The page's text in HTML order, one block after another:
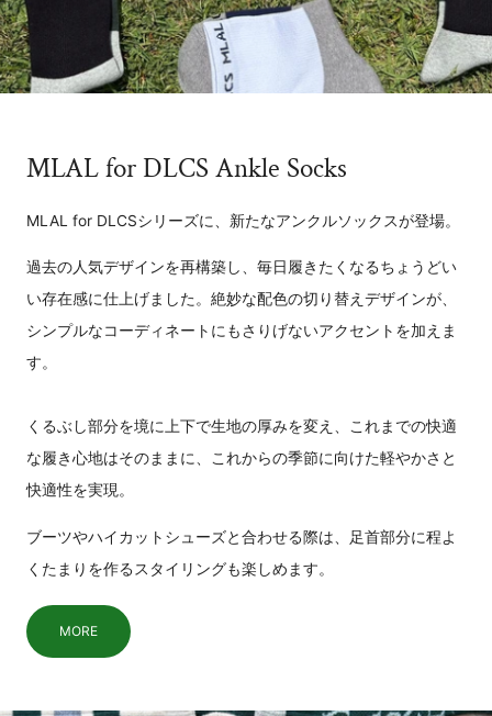
MLAL for DLCS Ankle Socks
MLAL for DLCSシリーズに、新たなアンクルソックスが登場。
過去の人気デザインを再構築し、毎日履きたくなるちょうどい
い存在感に仕上げました。絶妙な配色の切り替えデザインが、
シンプルなコーディネートにもさりげないアクセントを加えま
す。
くるぶし部分を境に上下で生地の厚みを変え、これまでの快適
な履き心地はそのままに、これからの季節に向けた軽やかさと
快適性を実現。
ブーツやハイカットシューズと合わせる際は、足首部分に程よ
くたまりを作るスタイリングも楽しめます。
MORE